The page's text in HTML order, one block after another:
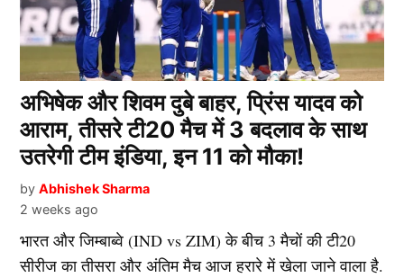
अभिषेक और शिवम दुबे बाहर, प्रिंस यादव को
आराम, तीसरे टी20 मैच में 3 बदलाव के साथ
उतरेगी टीम इंडिया, इन 11 को मौका!
by Abhishek Sharma
2 weeks ago
भारत और जिम्बाब्वे (IND vs ZIM) के बीच 3 मैचों की टी20
सीरीज का तीसरा और अंतिम मैच आज हरारे में खेला जाने वाला है.